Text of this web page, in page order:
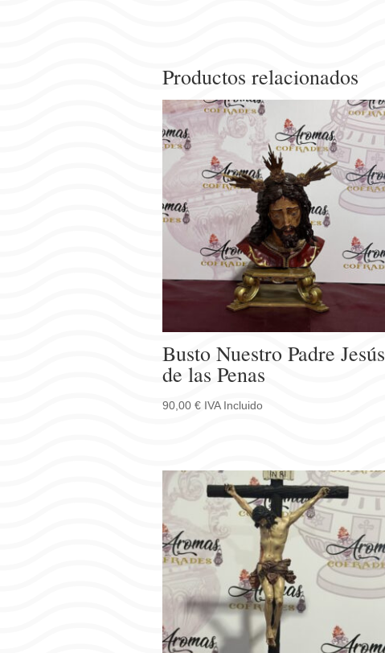
Productos relacionados
Busto Nuestro Padre Jesús
de las Penas
90,00 € IVA Incluido